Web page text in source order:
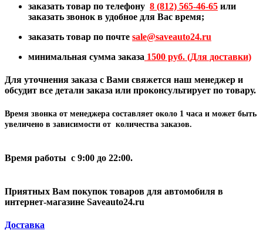
заказать товар по телефону 8 (812) 565-46-65 или
заказать звонок в удобное для Вас время;
заказать товар по почте sale@saveauto24.ru
минимальная сумма заказа 1500 руб. (Для доставки)
Для уточнения заказа с Вами свяжется наш менеджер и
обсудит все детали заказа или проконсультирует по товару.
Время звонка от менеджера составляет около 1 часа и может быть
увеличено в зависимости от количества заказов.
Время работы с 9:00 до 22:00.
Приятных Вам покупок товаров для автомобиля в
интернет-магазине Saveauto24.ru
Доставка